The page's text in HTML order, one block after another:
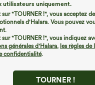
utilisateurs uniquement.
"TOURNER !", vous acceptez
d'Halara. Vous pouvez
sur "TOURNER !", vous indiquez
générales d'Halara, les règles
confidentialité.
TOURNER !